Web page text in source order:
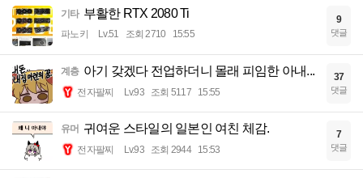
기타 부활한 RTX 2080 Ti
파노키 Lv.51 조회 2710 15:55
9
댓글
계층 아기 갖겠다 전업하더니 몰래 피임한 아내...
전자팔찌 Lv.93 조회 5117 15:55
37
댓글
유머 귀여운 스타일의 일본인 여친 체감.
전자팔찌 Lv.93 조회 2944 15:53
7
댓글